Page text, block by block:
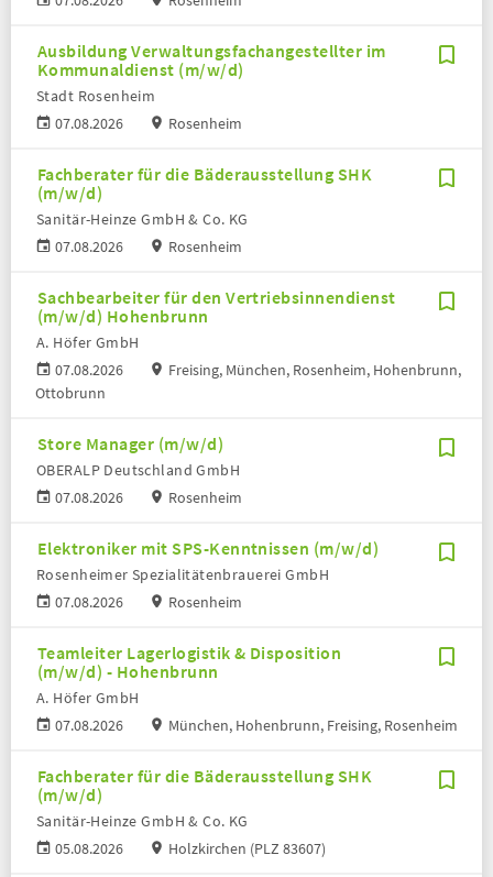
Ausbildung Verwaltungsfachangestellter im
Kommunaldienst (m/w/d)
07.08.2026
Stadt Rosenheim
Rosenheim
Fachberater für die Bäderausstellung SHK
(m/w/d)
07.08.2026
Sanitär-Heinze GmbH & Co. KG
Rosenheim
Sachbearbeiter für den Vertriebsinnendienst
(m/w/d) Hohenbrunn
07.08.2026
A. Höfer GmbH
Freising, München, Rosenheim, Hohenbrunn,
Ottobrunn
Store Manager (m/w/d)
07.08.2026
OBERALP Deutschland GmbH
Rosenheim
Elektroniker mit SPS-Kenntnissen (m/w/d)
07.08.2026
Rosenheimer Spezialitätenbrauerei GmbH
Rosenheim
Teamleiter Lagerlogistik & Disposition
(m/w/d) - Hohenbrunn
07.08.2026
A. Höfer GmbH
München, Hohenbrunn, Freising, Rosenheim
Fachberater für die Bäderausstellung SHK
(m/w/d)
05.08.2026
Sanitär-Heinze GmbH & Co. KG
Holzkirchen (PLZ 83607)